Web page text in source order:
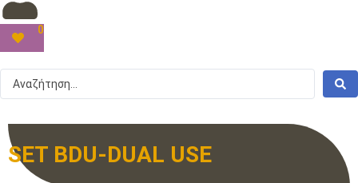
0
SET BDU-DUAL USE